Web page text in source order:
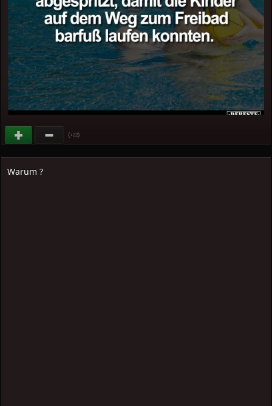
(+22)
Warum ?